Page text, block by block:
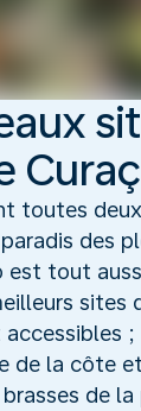
toutes
des
est tout
sites
;
de la côte
de